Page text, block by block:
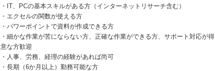
・IT、PCの基本スキルがある方（インターネットリサーチ含む）
・エクセルの関数が使える方
・パワーポイントで資料が作成できる方
・細かな作業が苦にならない方、正確な作業ができる方、サポート対応が得
意な方歓迎
・人事、労務、経理の経験があれば尚可
・長期（6か月以上）勤務可能な方